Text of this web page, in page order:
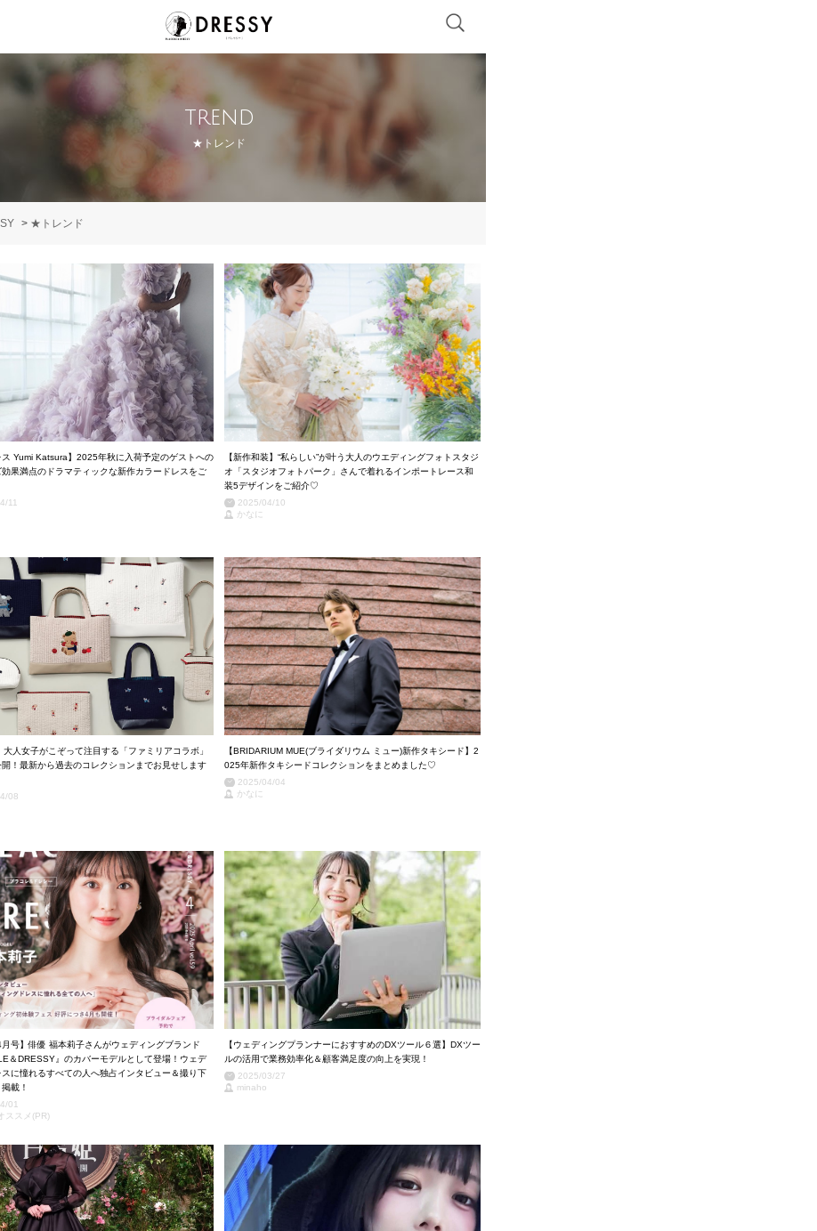
trend
★トレンド
> ★トレンド
ス Yumi Katsura】2025年秋に入荷予定のゲストへの
果満点のドラマティックな新作カラードレスをご
11
【新作和装】“私らしい”が叶う大人のウエディングフォトスタジ
オ「スタジオフォトパーク」さんで着れるインポートレース和
装5デザインをご紹介♡
2025/04/10
かなに
大人女子がこぞって注目する「ファミリアコラボ」
！最新から過去のコレクションまでお見せします
08
【BRIDARIUM MUE(ブライダリウム ミュー)新作タキシード】2
025年新作タキシードコレクションをまとめました♡
2025/04/04
かなに
月号】俳優 福本莉子さんがウェディングブランド
＆DRESSY』のカバーモデルとして登場！ウェデ
スに憧れるすべての人へ独占インタビュー＆撮り下
載！
01
ススメ(PR)
【ウェディングプランナーにおすすめのDXツール６選】DXツー
ルの活用で業務効率化＆顧客満足度の向上を実現！
2025/03/27
minaho